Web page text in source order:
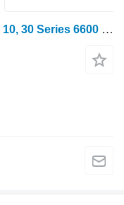
Гидрораспределитель Ford 600, 10, 30 Series 6600 Single Spool Valve Welded 83944760, D9nn для трактора колесного